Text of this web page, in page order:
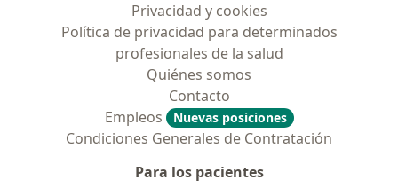
Privacidad y cookies
Política de privacidad para determinados
profesionales de la salud
Quiénes somos
Contacto
Empleos
Nuevas posiciones
Condiciones Generales de Contratación
Para los pacientes